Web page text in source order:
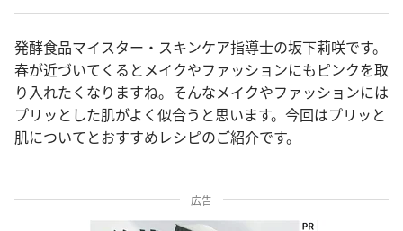
発酵食品マイスター・スキンケア指導士の坂下莉咲です。
春が近づいてくるとメイクやファッションにもピンクを取
り入れたくなりますね。そんなメイクやファッションには
プリッとした肌がよく似合うと思います。今回はプリッと
肌についてとおすすめレシピのご紹介です。
広告